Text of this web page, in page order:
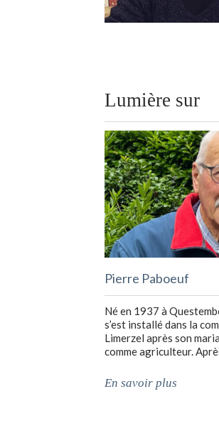
Lumière sur
Pierre Paboeuf
Né en 1937 à
s’est installé dans la
Limerzel après son
comme agriculteur.
En savoir plus